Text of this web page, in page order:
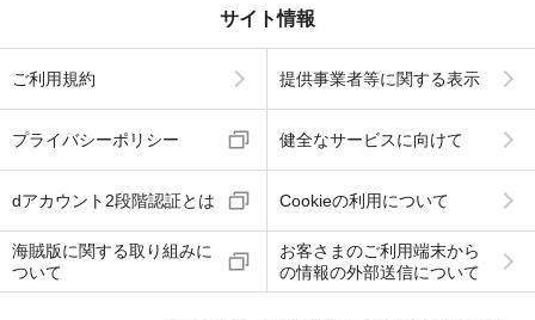
サイト情報
ご利用規約 提供事業者等に関する表示
プライバシーポリシー 健全なサービスに向けて
dアカウント2段階認証とは Cookieの利用について
海賊版に関する取り組みに
ついて
お客さまのご利用端末から
の情報の外部送信について